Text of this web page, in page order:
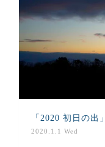
「2020 初日の出」
2020.1.1 Wed